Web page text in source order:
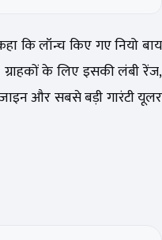
कि लॉन्च किए गए नियो बाय
के लिए इसकी लंबी रेंज,
और सबसे बड़ी गारंटी यूलर